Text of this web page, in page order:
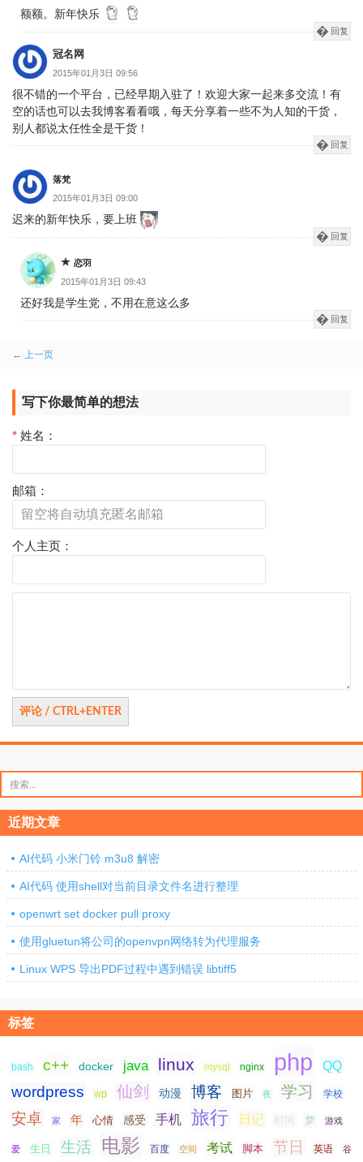
额额。新年快乐
回复
冠名网
2015年01月3日 09:56
很不错的一个平台，已经早期入驻了！欢迎大家一起来多交流！有
空的话也可以去我博客看看哦，每天分享着一些不为人知的干货，
别人都说太任性全是干货！
回复
落梵
2015年01月3日 09:00
迟来的新年快乐，要上班
回复
恋羽
2015年01月3日 09:43
还好我是学生党，不用在意这么多
回复
评
分
页
← 上一页
写下你最简单的想法
* 姓名：
邮箱：
个人主页：
索：
近期文章
AI代码 小米门铃 m3u8 解密
AI代码 使用shell对当前目录文件名进行整理
openwrt set docker pull proxy
使用gluetun将公司的openvpn网络转为代理服务
Linux WPS 导出PDF过程中遇到错误 libtiff5
标签
bash c++ docker java linux mysql nginx php QQ
wordpress wp 仙剑 动漫 博客 图片 夜 学习 学校
安卓 家 年 心情 感受 手机 旅行 日记 时间 梦 游戏
爱 生日 生活 电影 百度 空间 考试 脚本 节日 英语 谷